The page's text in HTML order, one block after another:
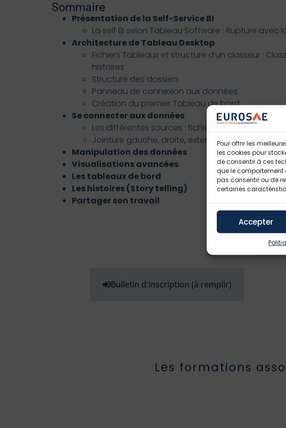
Pour offrir les
les cookies pour
de consentir à ces
que le comportement
pas consentir ou de
certaines
Accepter
Sommaire
Présentation de la Self-Service BI
La self BI selon Tableau Software : Rupture avec
Architecture de Tableau Desktop
Fichiers Tableaux et structure d’un classeur :
histoires
Structure des dossiers
Panneau de connexion aux données
Création du premier Tableau de bord
Se connecter aux données
Les différentes sources : fichiers plats, cubes,
Jointure gauche, droite, externe….
Manipulation des données
Visualisations avancées
Les tableaux de bord
Les histoires (Story telling)
Partager son travail
Bulletin d'inscription (à remplir)
Les formations